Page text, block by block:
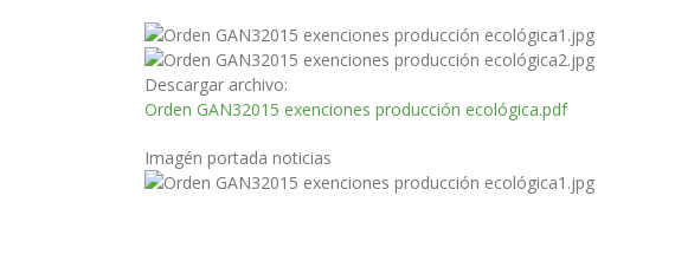
Descargar archivo:
Orden GAN32015 exenciones producción ecológica.pdf
Imagén portada noticias